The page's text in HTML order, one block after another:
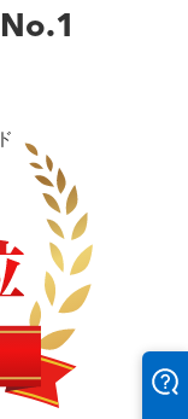
No.1